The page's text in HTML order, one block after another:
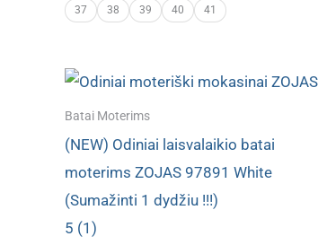
37 38 39 40 41
Batai Moterims
(NEW) Odiniai laisvalaikio batai
moterims ZOJAS 97891 White
(Sumažinti 1 dydžiu !!!)
5 (1)